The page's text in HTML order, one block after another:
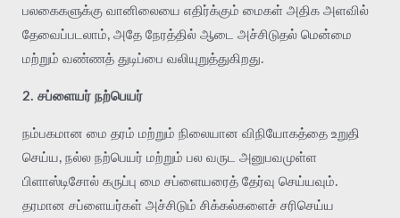
பலகைகளுக்கு வானிலையை எதிர்க்கும் மைகள் அதிக அளவில்
தேவைப்படலாம், அதே நேரத்தில் ஆடை அச்சிடுதல் மென்மை
மற்றும் வண்ணத் துடிப்பை வலியுறுத்துகிறது.
2. சப்ளையர் நற்பெயர்
நம்பகமான மை தரம் மற்றும் நிலையான விநியோகத்தை உறுதி
செய்ய, நல்ல நற்பெயர் மற்றும் பல வருட அனுபவமுள்ள
பிளாஸ்டிசோல் கருப்பு மை சப்ளையரைத் தேர்வு செய்யவும்.
தரமான சப்ளையர்கள் அச்சிடும் சிக்கல்களைச் சரிசெய்ய